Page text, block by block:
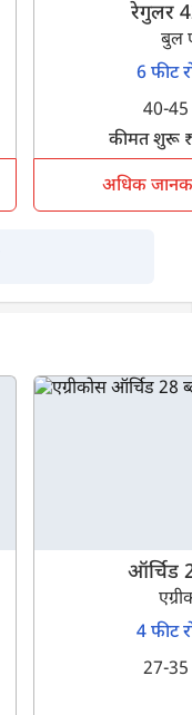
रेगुलर
बुल
6 फीट
40-45
कीमत शुरू
अधिक
ऑर्चिड
4 फीट
27-35